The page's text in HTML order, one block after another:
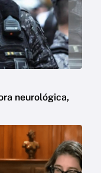
neurológica,